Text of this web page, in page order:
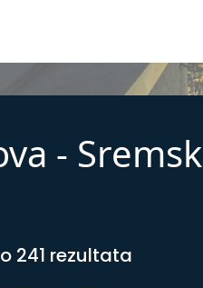
-
241 rezultata